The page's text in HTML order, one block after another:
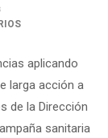
aplicando
larga acción a
de la Dirección
sanitaria